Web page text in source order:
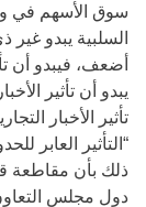
سوق الأسهم في
السلبية يبدو
أضعف، فيبدو أن
يبدو أن تأثير
تأثير الأخبار
“التأثير العابر
ذلك بأن مقاطعة
دول مجلس